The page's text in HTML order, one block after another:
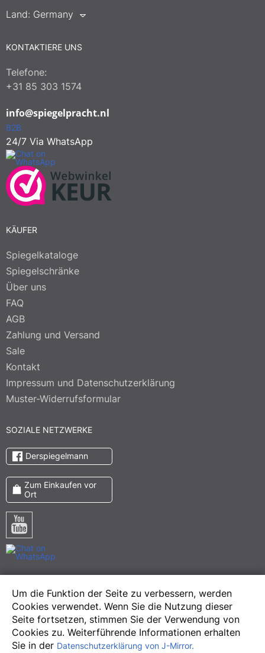
Um die Funktion der Seite zu verbessern, werden
Cookies verwendet. Wenn Sie die Nutzung dieser
Seite fortsetzen, stimmen Sie der Verwendung von
Cookies zu. Weiterführende Informationen erhalten
Sie in der Datenschutzerklärung von J-Mirror.
Land: Germany
KONTAKTIERE UNS
Telefone:
+31 85 303 1574
info@spiegelpracht.nl
B2B
24/7 Via WhatsApp
KÄUFER
Spiegelkataloge
Spiegelschränke
Über uns
FAQ
AGB
Zahlung und Versand
Sale
Kontakt
Impressum und Datenschutzerklärung
Muster-Widerrufsformular
SOZIALE NETZWERKE
Derspiegelmann
Zum Einkaufen vor
Ort
Pinterest
Meta
Instagram